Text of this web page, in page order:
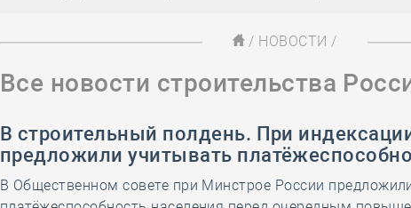
/ НОВОСТИ /
Все новости строительства
В строительный полдень. При
предложили учитывать
В Общественном совете при Минстрое России